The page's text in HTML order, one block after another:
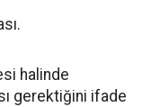
halinde
gerektiğini ifade